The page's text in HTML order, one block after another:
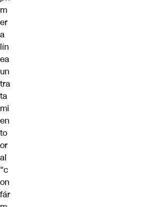
m
er
a
lín
ea
un
tra
ta
mi
en
to
or
al
“c
on
fár